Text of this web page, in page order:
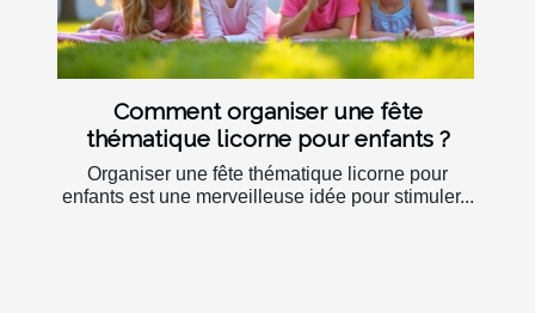
Comment organiser une fête
thématique licorne pour enfants ?
Organiser une fête thématique licorne pour
enfants est une merveilleuse idée pour stimuler...